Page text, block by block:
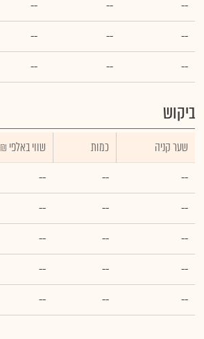
--
--
--
--
--
--
--
--
--
ביקוש
שער קניה כמות ₪ שווי באלפי
--
--
--
--
--
--
--
--
--
--
--
--
--
--
--